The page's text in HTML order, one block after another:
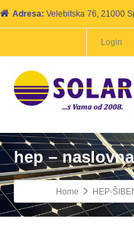
Adresa: Velebitska 76, 21000
Login
hep – naslovna
Home HEP-